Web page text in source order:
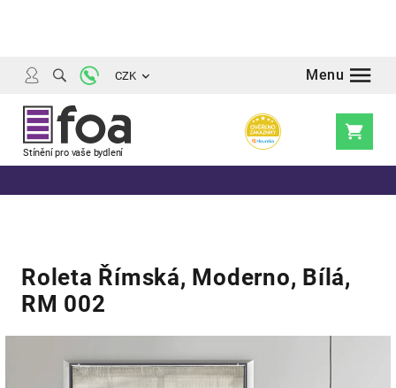
CZK
Nákupní
Roleta Římská, Moderno, Bílá,
RM 002